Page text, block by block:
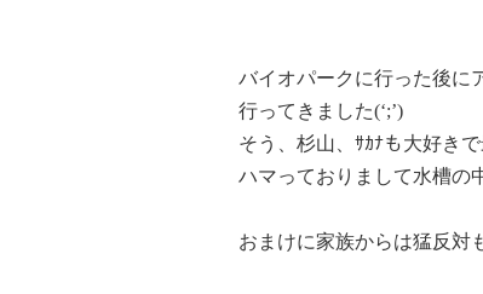
バイオパークに行った後に
行ってきました(‘;’)
そう、杉山、ｻｶﾅも大好き
ハマっておりまして水槽の
おまけに家族からは猛反対